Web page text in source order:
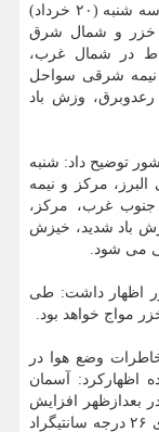
رابطه با شرایط جوی اواسط هفته اظهار نمود: سه شنبه (۲۰ خرداد)
خزر و شمال شرق
بعضی نقاط در شمال غرب،
نیمه شرقی سواحل
وزش باد
توضیح داد: شنبه
جنوبی البرز، مرکز و نیمه
در غرب، جنوب غرب، مرکز،
باد شدید، خیزش
می شود.
اظهار داشت: طی
مواج خواهد بود.
وضع هوا در
اظهارکرد: آسمان
در بعدازظهر افزایش
ابر و وزش باد با حداقل دمای ۱۲ و حداکثر دمای ۲۶ درجه سانتیگراد